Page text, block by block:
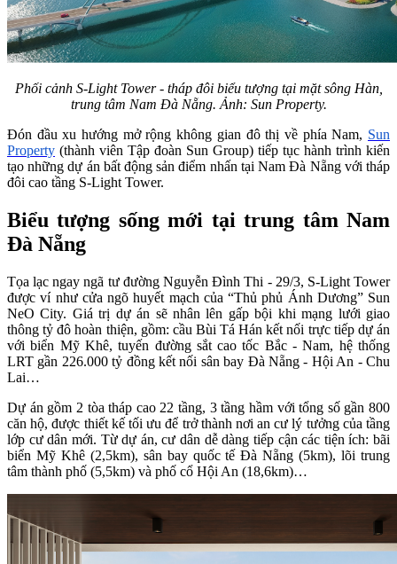
Phối cảnh S-Light Tower - tháp đôi biểu tượng tại mặt sông Hàn,
trung tâm Nam Đà Nẵng. Ảnh: Sun Property.
Đón đầu xu hướng mở rộng không gian đô thị về phía Nam, Sun
Property (thành viên Tập đoàn Sun Group) tiếp tục hành trình kiến
tạo những dự án bất động sản điểm nhấn tại Nam Đà Nẵng với tháp
đôi cao tầng S-Light Tower.
Biểu tượng sống mới tại trung tâm Nam
Đà Nẵng
Tọa lạc ngay ngã tư đường Nguyễn Đình Thi - 29/3, S-Light Tower
được ví như cửa ngõ huyết mạch của “Thủ phủ Ánh Dương” Sun
NeO City. Giá trị dự án sẽ nhân lên gấp bội khi mạng lưới giao
thông tỷ đô hoàn thiện, gồm: cầu Bùi Tá Hán kết nối trực tiếp dự án
với biển Mỹ Khê, tuyến đường sắt cao tốc Bắc - Nam, hệ thống
LRT gần 226.000 tỷ đồng kết nối sân bay Đà Nẵng - Hội An - Chu
Lai…
Dự án gồm 2 tòa tháp cao 22 tầng, 3 tầng hầm với tổng số gần 800
căn hộ, được thiết kế tối ưu để trở thành nơi an cư lý tưởng của tầng
lớp cư dân mới. Từ dự án, cư dân dễ dàng tiếp cận các tiện ích: bãi
biển Mỹ Khê (2,5km), sân bay quốc tế Đà Nẵng (5km), lõi trung
tâm thành phố (5,5km) và phố cổ Hội An (18,6km)…